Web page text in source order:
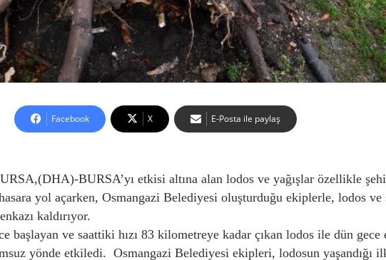
Facebook X E-Posta ile paylaş
BURSA’yı etkisi altına alan lodos ve yağışlar özellikle
yol açarken, Osmangazi Belediyesi oluşturduğu ekiplerle, lodos ve
kaldırıyor.
başlayan ve saattiki hızı 83 kilometreye kadar çıkan lodos ile dün
yönde etkiledi. Osmangazi Belediyesi ekipleri, lodosun yaşandığı